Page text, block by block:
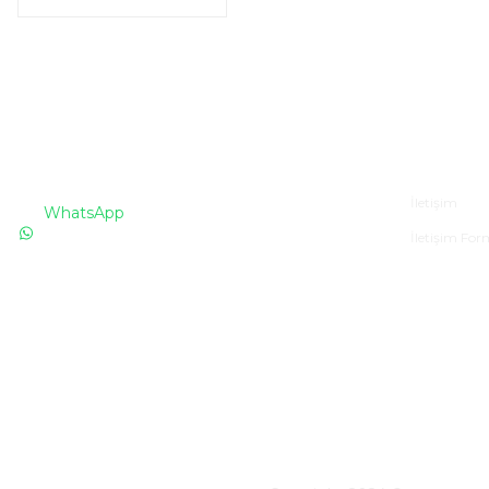
WhatsApp